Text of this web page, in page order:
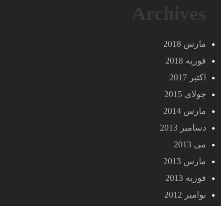
مارس 2018
فوریه 2018
اکتبر 2017
جولای 2015
مارس 2014
دسامبر 2013
می 2013
مارس 2013
فوریه 2013
نوامبر 2012